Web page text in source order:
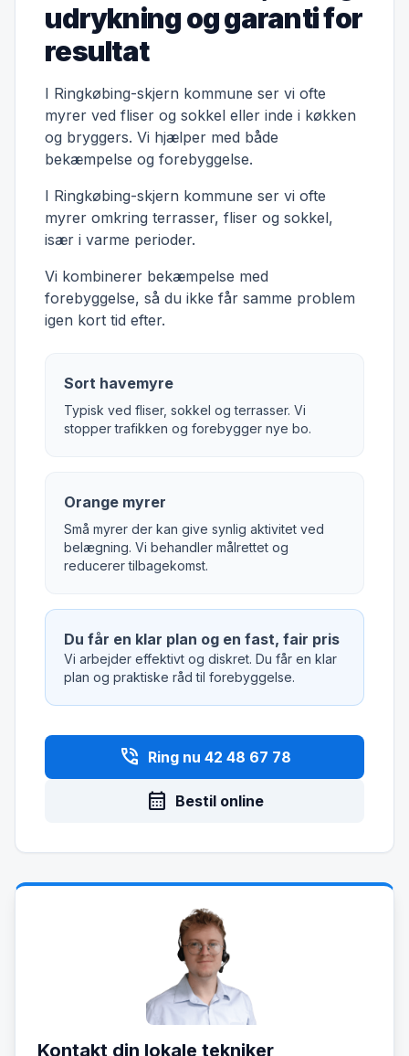
udrykning og garanti for
resultat
I Ringkøbing-skjern kommune ser vi ofte
myrer ved fliser og sokkel eller inde i køkken
og bryggers. Vi hjælper med både
bekæmpelse og forebyggelse.
I Ringkøbing-skjern kommune ser vi ofte
myrer omkring terrasser, fliser og sokkel,
især i varme perioder.
Vi kombinerer bekæmpelse med
forebyggelse, så du ikke får samme problem
igen kort tid efter.
Sort havemyre
Typisk ved fliser, sokkel og terrasser. Vi
stopper trafikken og forebygger nye bo.
Orange myrer
Små myrer der kan give synlig aktivitet ved
belægning. Vi behandler målrettet og
reducerer tilbagekomst.
Du får en klar plan og en fast, fair pris
Vi arbejder effektivt og diskret. Du får en klar
plan og praktiske råd til forebyggelse.
phone_in_talk Ring nu 42 48 67 78
calendar_month Bestil online
Kontakt din lokale tekniker